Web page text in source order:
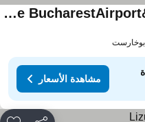
Vila Zoe BucharestAirport&Therme&Park Otopeni 2
مشاهدة الأسعار